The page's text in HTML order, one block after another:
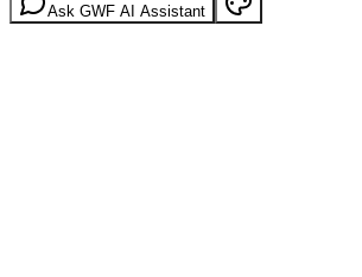
Ask GWF AI Assistant